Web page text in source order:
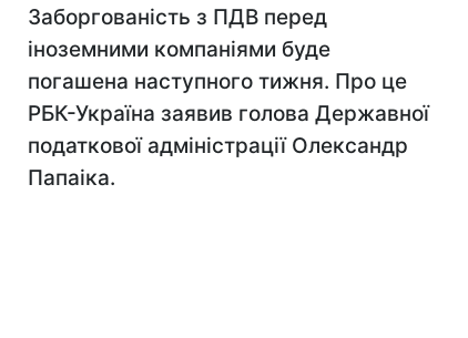
Заборгованість з ПДВ перед
іноземними компаніями буде
погашена наступного тижня. Про це
РБК-Україна заявив голова Державної
податкової адміністрації Олександр
Папаіка.